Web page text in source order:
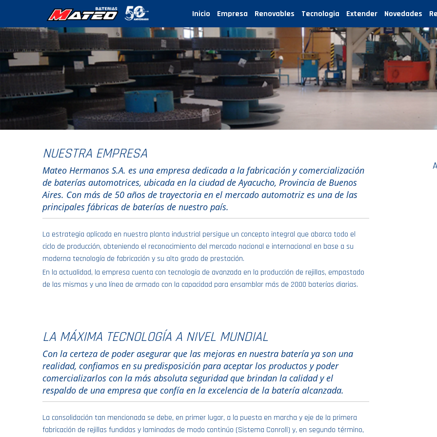
Inicio Empresa Renovables Tecnologia Extender Novedades
NUESTRA EMPRESA
Mateo Hermanos S.A. es una empresa dedicada a la fabricación y comercialización
de baterías automotrices, ubicada en la ciudad de Ayacucho, Provincia de Buenos
Aires. Con más de 50 años de trayectoria en el mercado automotriz es una de las
principales fábricas de baterías de nuestro país.
La estrategia aplicada en nuestra planta industrial persigue un concepto integral que abarca todo el
ciclo de producción, obteniendo el reconocimiento del mercado nacional e internacional en base a su
moderna tecnología de fabricación y su alto grado de prestación.
En la actualidad, la empresa cuenta con tecnología de avanzada en la producción de rejillas, empastado
de las mismas y una línea de armado con la capacidad para ensamblar más de 2000 baterías diarias.
LA MÁXIMA TECNOLOGÍA A NIVEL MUNDIAL
Con la certeza de poder asegurar que las mejoras en nuestra batería ya son una
realidad, confiamos en su predisposición para aceptar los productos y poder
comercializarlos con la más absoluta seguridad que brindan la calidad y el
respaldo de una empresa que confía en la excelencia de la batería alcanzada.
La consolidación tan mencionada se debe, en primer lugar, a la puesta en marcha y eje de la primera
fabricación de rejillas fundidas y laminadas de modo continúo (Sistema Conroll) y, en segundo término,